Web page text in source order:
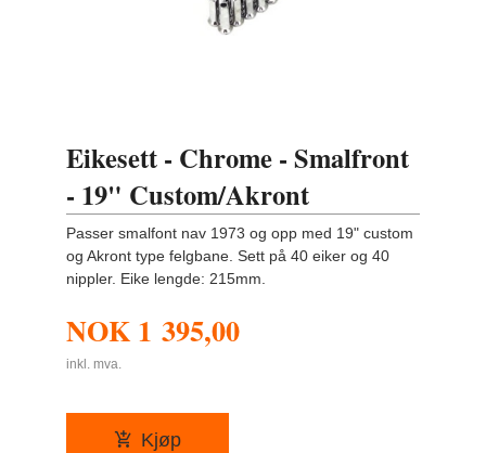
Eikesett - Chrome - Smalfront
- 19" Custom/Akront
Passer smalfont nav 1973 og opp med 19" custom
og Akront type felgbane. Sett på 40 eiker og 40
nippler. Eike lengde: 215mm.
NOK 1 395,00
inkl. mva.
Kjøp